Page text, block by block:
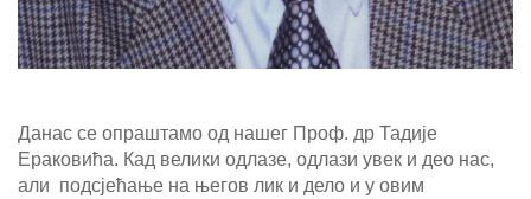
Данас се опраштамо од нашег Проф. др Тадије
Ераковића. Кад велики одлазе, одлази увек и део нас,
али подсјећање на његов лик и дело и у овим